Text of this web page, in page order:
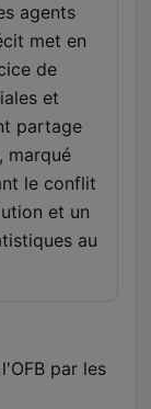
agents
met en
de
et
partage
marqué
le conflit
et un
au
par les